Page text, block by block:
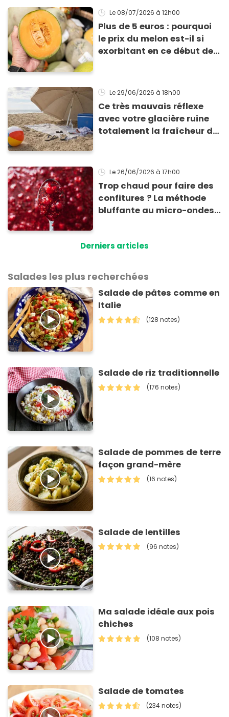
l’été !
Le 08/07/2026 à 12h00
Plus de 5 euros : pourquoi
le prix du melon est-il si
exorbitant en ce début de
Le 29/06/2026 à 18h00
Ce très mauvais réflexe
avec votre glacière ruine
totalement la fraîcheur de
Le 26/06/2026 à 17h00
Trop chaud pour faire des
confitures ? La méthode
bluffante au micro-ondes
Derniers articles
Salades les plus recherchées
Salade de pâtes comme en
Italie
(128 notes)
Salade de riz traditionnelle
(176 notes)
Salade de pommes de terre
façon grand-mère
(16 notes)
Salade de lentilles
(96 notes)
Ma salade idéale aux pois
chiches
(108 notes)
Salade de tomates
(234 notes)